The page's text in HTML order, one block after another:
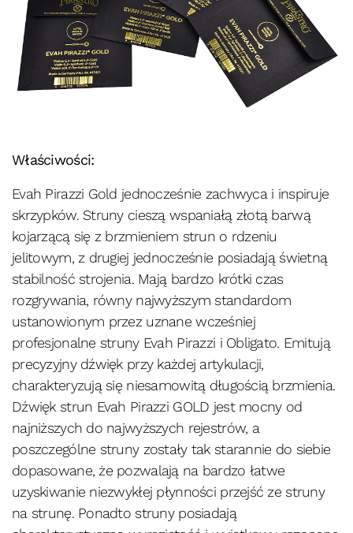
Właściwości:
Evah Pirazzi Gold jednocześnie zachwyca i inspiruje
skrzypków. Struny cieszą wspaniałą złotą barwą
kojarzącą się z brzmieniem strun o rdzeniu
jelitowym, z drugiej jednocześnie posiadają świetną
stabilność strojenia. Mają bardzo krótki czas
rozgrywania, równy najwyższym standardom
ustanowionym przez uznane wcześniej
profesjonalne struny Evah Pirazzi i Obligato. Emitują
precyzyjny dźwięk przy każdej artykulacji,
charakteryzują się niesamowitą długością brzmienia.
Dźwięk strun Evah Pirazzi GOLD jest mocny od
najniższych do najwyższych rejestrów, a
poszczególne struny zostały tak starannie do siebie
dopasowane, że pozwalają na bardzo łatwe
uzyskiwanie niezwykłej płynności przejść ze struny
na strunę. Ponadto struny posiadają